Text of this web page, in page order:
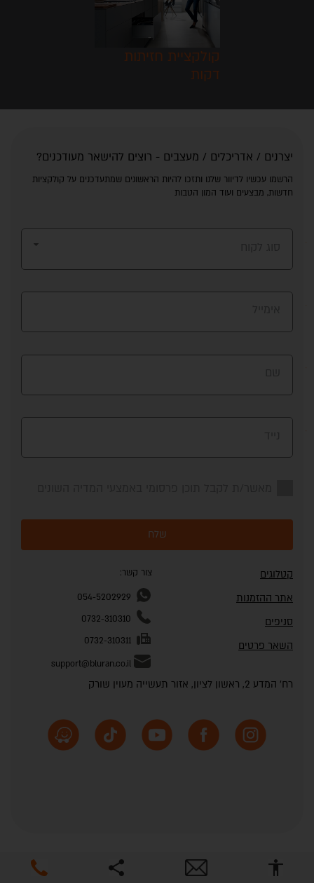
קולקציית חזיתות
דקות
יצרנים / אדריכלים / מעצבים - רוצים להישאר מעודכנים?
הרשמו עכשיו לדיוור שלנו ותזכו להיות הראשונים שמתעדכנים על קולקציות
חדשות, מבצעים ועוד המון הטבות
שלח
קטלוגים
אתר ההזמנות
סניפים
השאר פרטים
צור קשר:
054-5202929
0732-310310
0732-310311
support@bluran.co.il
רח' המדע 2, ראשון לציון, אזור תעשייה מעוין שורק